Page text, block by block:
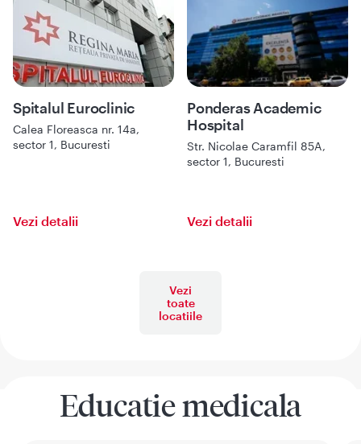
Spitalul Euroclinic
Calea Floreasca nr. 14a,
sector 1, Bucuresti
Vezi detalii
Ponderas Academic
Hospital
Str. Nicolae Caramfil 85A,
sector 1, Bucuresti
Vezi detalii
Vezi
toate
locatiile
Educatie medicala